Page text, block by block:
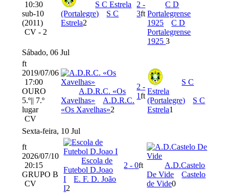
10:30
sub-10
(2011)
CV - 2
S C Estrela
(Portalegre)
S C
Estrela2
2 -
3ft
C D
Portalegrense
1925
C D
Portalegrense
19253
Sábado, 06 Jul
ft
2019/07/06
17:00
OURO
5.º|| 7.º
lugar
CV
A.D.R.C. «Os
Xavelhas»
A.D.R.C.
«Os Xavelhas»2
2 -
1ft
S C
Estrela
(Portalegre)
S C
Estrela1
Sexta-feira, 10 Jul
ft
2026/07/10
20:15
GRUPO B
CV
Escola de
Futebol D.Joao
I
E. F. D. João
I2
2 -0ft
A.D.Castelo
De Vide
Castelo
de Vide0